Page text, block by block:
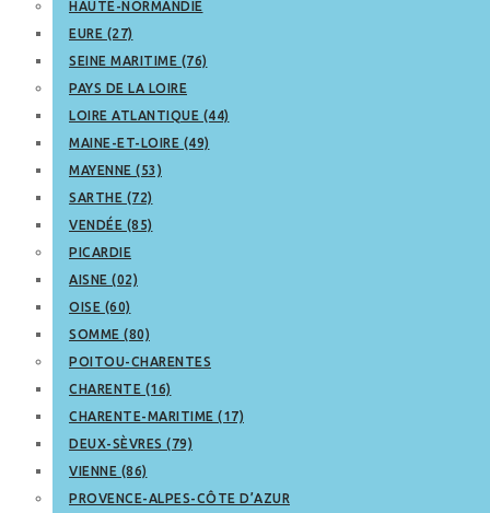
HAUTE-NORMANDIE
EURE (27)
SEINE MARITIME (76)
PAYS DE LA LOIRE
LOIRE ATLANTIQUE (44)
MAINE-ET-LOIRE (49)
MAYENNE (53)
SARTHE (72)
VENDÉE (85)
PICARDIE
AISNE (02)
OISE (60)
SOMME (80)
POITOU-CHARENTES
CHARENTE (16)
CHARENTE-MARITIME (17)
DEUX-SÈVRES (79)
VIENNE (86)
PROVENCE-ALPES-CÔTE D’AZUR